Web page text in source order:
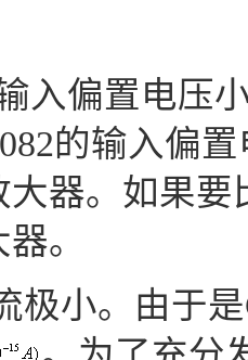
入偏置电压
的输入偏
大器。如果
。
极小。由于